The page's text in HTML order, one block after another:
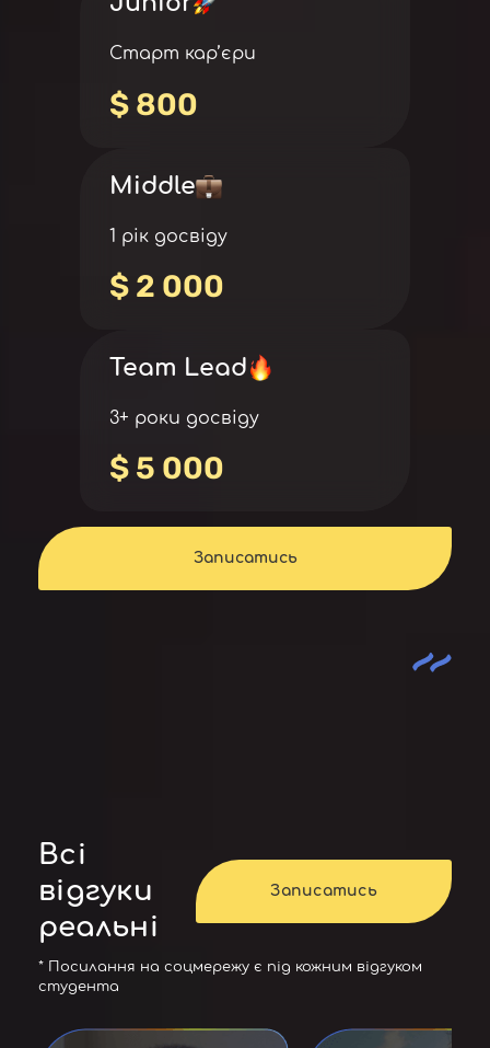
Старт кар’єри
$ 800
Middle
1 рік досвіду
$ 2 000
Team Lead
3+ роки досвіду
$ 5 000
Записатись
Всі
відгуки
реальні
Записатись
* Посилання на соцмережу є під кожним відгуком
студента